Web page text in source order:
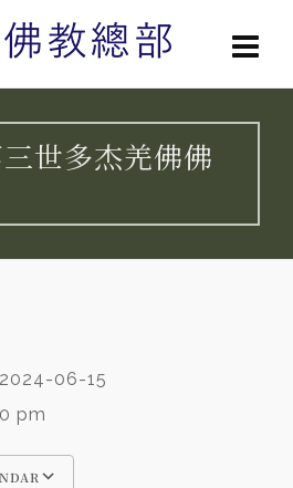
世多杰羌佛佛
06-15
pm